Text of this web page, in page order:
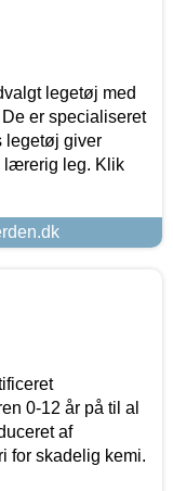
legetøj med
er specialiseret
legetøj giver
lærerig leg. Klik
0-12 år på til al
af
for skadelig kemi.